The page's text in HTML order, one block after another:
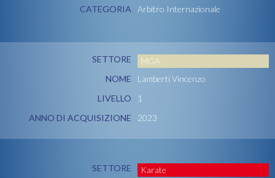
CATEGORIA
Arbitro Internazionale
SETTORE
MGA
NOME
Lamberti Vincenzo
LIVELLO
1
ANNO DI ACQUISIZIONE
2023
SETTORE
Karate